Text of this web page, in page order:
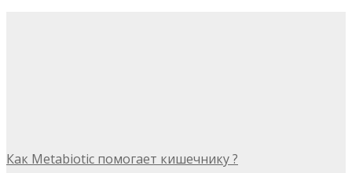
Как Metabiotic помогает кишечнику ?